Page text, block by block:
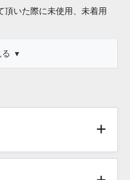
頂いた際に未使用、未着用
についてのものであり、これ
皆様が安心してお買い
主管理協会（略称